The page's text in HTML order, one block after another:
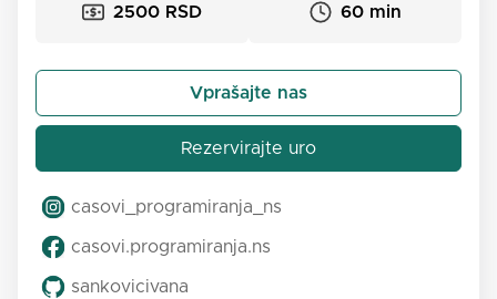
2500 RSD 60 min
Vprašajte nas
Rezervirajte uro
casovi_programiranja_ns
casovi.programiranja.ns
sankovicivana